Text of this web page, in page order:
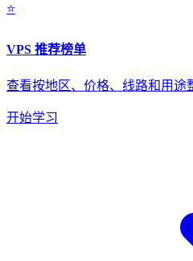
⭐
VPS 推荐榜单
查看按地区、价格、线路和用途
开始学习